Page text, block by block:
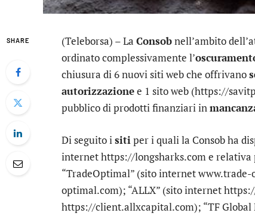
SHARE (Teleborsa) – La Consobnell’ambito
ordinato complessivamente l’
chiusura di 6 nuovi siti web che offrivano
autorizzazionee 1 sito web (https://
pubblico di prodotti finanziari in
Di seguito isitiper i quali la Consob ha
internet https://longsharks.com e
“TradeOptimal” (sito internet
optimal.com); “ALLX” (sito internet
https://client.allxcapital.com); “TF